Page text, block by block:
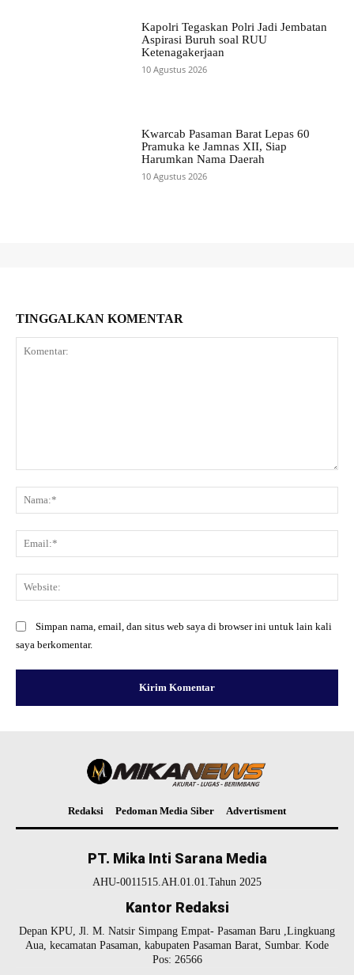
Kapolri Tegaskan Polri Jadi Jembatan
Aspirasi Buruh soal RUU
Ketenagakerjaan
10 Agustus 2026
Kwarcab Pasaman Barat Lepas 60
Pramuka ke Jamnas XII, Siap
Harumkan Nama Daerah
10 Agustus 2026
TINGGALKAN KOMENTAR
Simpan nama, email, dan situs web saya di browser ini untuk lain kali
saya berkomentar.
Redaksi Pedoman Media Siber Advertisment
PT. Mika Inti Sarana Media
AHU-0011515.AH.01.01.Tahun 2025
Kantor Redaksi
Depan KPU, Jl. M. Natsir Simpang Empat- Pasaman Baru ,Lingkuang
Aua, kecamatan Pasaman, kabupaten Pasaman Barat, Sumbar. Kode
Pos: 26566